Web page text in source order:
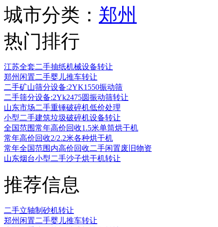
城市分类： 郑州
热门排行
江苏全套二手抽纸机械设备转让
郑州闲置二手婴儿推车转让
二手矿山筛分设备:2YK1550振动筛
二手筛分设备:2Yk2475圆振动筛转让
山东市场二手重锤破碎机低价处理
小型二手建筑垃圾破碎机设备转让
全国范围常年高价回收1.5米单筒烘干机
常年高价回收2/2.2米各种烘干机
常年全国范围内高价回收二手闲置废旧物资
山东烟台小型二手沙子烘干机转让
推荐信息
二手立轴制砂机转让
郑州闲置二手婴儿推车转让